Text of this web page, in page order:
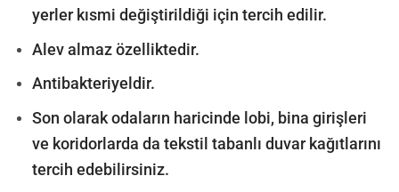
yerler kısmi değiştirildiği için tercih edilir.
Alev almaz özelliktedir.
Antibakteriyeldir.
Son olarak odaların haricinde lobi, bina girişleri
ve koridorlarda da tekstil tabanlı duvar kağıtlarını
tercih edebilirsiniz.